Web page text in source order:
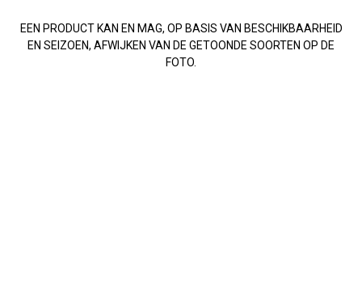
EEN PRODUCT KAN EN MAG, OP BASIS VAN BESCHIKBAARHEID
EN SEIZOEN, AFWIJKEN VAN DE GETOONDE SOORTEN OP DE
FOTO.